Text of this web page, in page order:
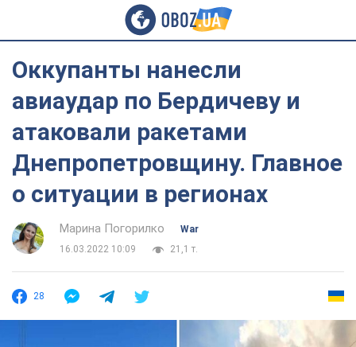
Оккупанты нанесли
авиаудар по Бердичеву и
атаковали ракетами
Днепропетровщину. Главное
о ситуации в регионах
Марина Погорилко
War
16.03.2022 10:09
21,1 т.
28